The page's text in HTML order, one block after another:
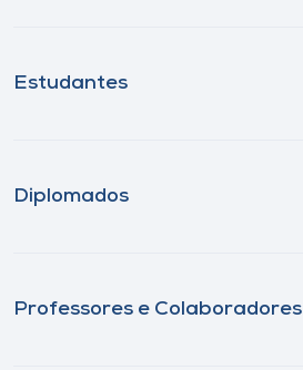
Estudantes
Diplomados
Professores e Colaboradores